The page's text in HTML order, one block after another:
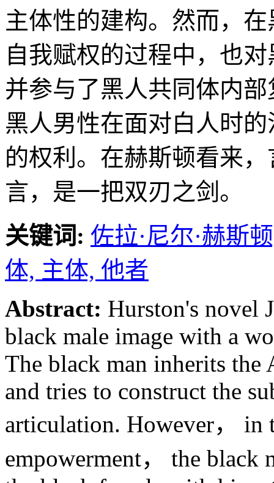
主体性的建构。然而，
自我赋权的过程中，也
并参与了黑人共同体内
黑人男性在面对白人时
的权利。在赫斯顿看来
言，是一把双刃之剑。
关键词: 佐拉·尼尔·赫斯
体, 主体, 他者
Abstract: Hurston's novel
black male image with a
The black man inherits
and tries to construct the
articulation. However， in
empowerment， the black